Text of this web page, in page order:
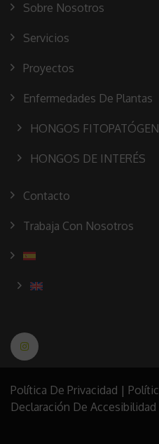
Sobre Nosotros
Servicios
Proyectos
Enfermedades De Plantas
HONGOS
HONGOS DE INTERÉS
Contacto
Trabaja Con Nosotros
Política De Privacidad |
Declaración De Accesibilidad